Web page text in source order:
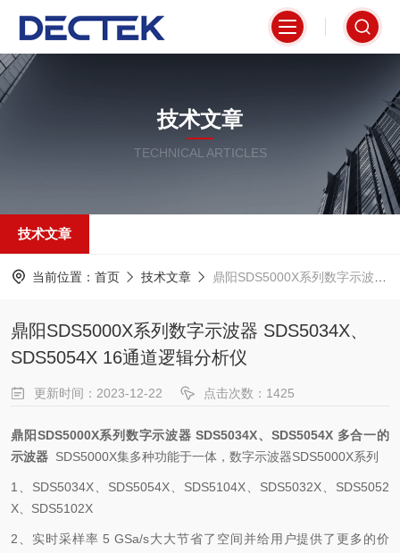
技术文章
TECHNICAL ARTICLES
技术文章
当前位置： 首页 技术文章 鼎阳SDS5000X系列数字示波器 SDS5034X、SDS5054X 16通道逻辑分析仪
鼎阳SDS5000X系列数字示波器 SDS5034X、
SDS5054X 16通道逻辑分析仪
更新时间：2023-12-22 点击次数：1425
鼎阳SDS5000X系列数字示波器 SDS5034X、SDS5054X 多合一的
示波器 SDS5000X集多种功能于一体，数字示波器SDS5000X系列
1 SDS5034X SDS5054X SDS5104X SDS5032X
SDS5052
X
SDS5102X
2 、实时采样率 5 GSa/s大大节省了空间并给用户提供了更多的价